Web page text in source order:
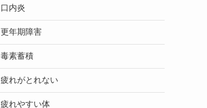
口内炎
更年期障害
毒素蓄積
疲れがとれない
疲れやすい体